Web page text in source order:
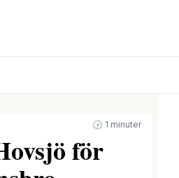
🕝 1 minuter
för